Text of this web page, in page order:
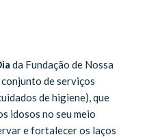
da Fundação de Nossa
conjunto de serviços
de higiene), que
idosos no seu meio
e fortalecer os laços